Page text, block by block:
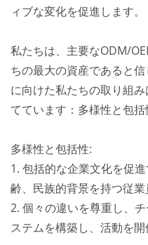
ィブな変化を促進します。
私たちは、主要なODM/
ちの最大の資産であると
に向けた私たちの取り組
てています：多様性と包括
多様性と包括性:
1. 包括的な企業文化を促
齢、民族的背景を持つ従業
2. 個々の違いを尊重し、
ステムを構築し、活動を開